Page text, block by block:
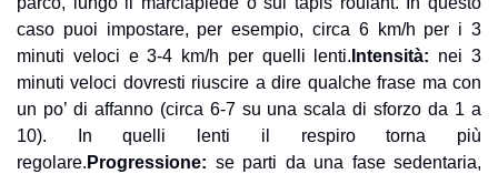
caso puoi impostare, per esempio, circa 6 km/h per i 3
minuti veloci e 3-4 km/h per quelli lenti. Intensità: nei 3
minuti veloci dovresti riuscire a dire qualche frase ma con
un po’ di affanno (circa 6-7 su una scala di sforzo da 1 a
10). In quelli lenti il respiro torna più
regolare. Progressione: se parti da una fase sedentaria,